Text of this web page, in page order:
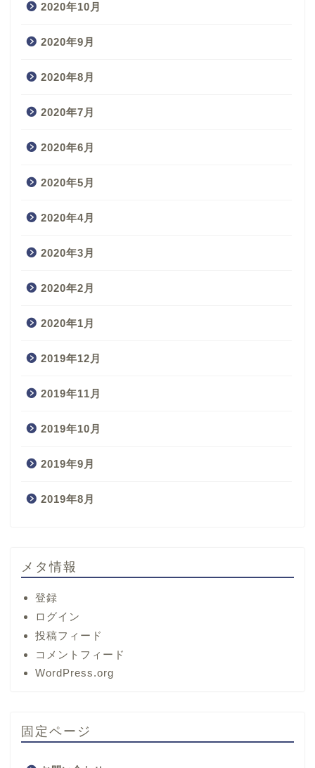
2020年10月
2020年9月
2020年8月
2020年7月
2020年6月
2020年5月
2020年4月
2020年3月
2020年2月
2020年1月
2019年12月
2019年11月
2019年10月
2019年9月
2019年8月
メタ情報
登録
ログイン
投稿フィード
コメントフィード
WordPress.org
固定ページ
プロフィール